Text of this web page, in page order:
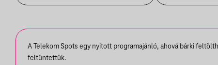
A Telekom Spots egy nyitott programajánló, ahová bárki
feltüntettük.